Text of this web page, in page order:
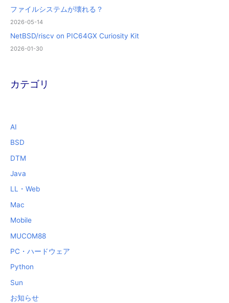
ファイルシステムが壊れる？
2026-05-14
NetBSD/riscv on PIC64GX Curiosity Kit
2026-01-30
カテゴリ
AI
BSD
DTM
Java
LL・Web
Mac
Mobile
MUCOM88
PC・ハードウェア
Python
Sun
お知らせ